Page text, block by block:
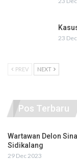
23
PREV NEXT
Pos Terbaru
Wartawan Delon
Sidikalang
29 Dec 2023